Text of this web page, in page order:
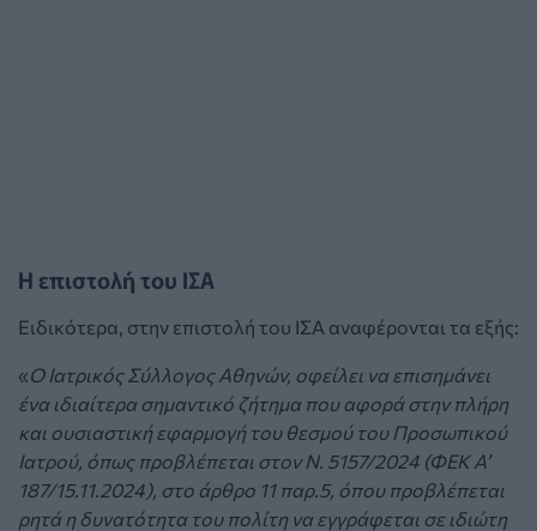
Η επιστολή του ΙΣΑ
Ειδικότερα, στην επιστολή του ΙΣΑ αναφέρονται τα εξής:
«Ο Ιατρικός Σύλλογος Αθηνών, οφείλει να επισημάνει
ένα ιδιαίτερα σημαντικό ζήτημα που αφορά στην πλήρη
και ουσιαστική εφαρμογή του θεσμού του Προσωπικού
Ιατρού, όπως προβλέπεται στον Ν. 5157/2024 (ΦΕΚ Α’
187/15.11.2024), στο άρθρο 11 παρ.5, όπου προβλέπεται
ρητά η δυνατότητα του πολίτη να εγγράφεται σε ιδιώτη